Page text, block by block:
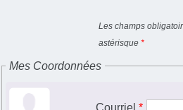
Les champs
astérisque *
Mes Coordonnées
Courriel *